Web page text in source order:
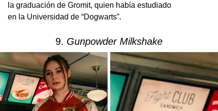
la graduación de Gromit, quien había estudiado
en la Universidad de “Dogwarts”.
9. Gunpowder Milkshake